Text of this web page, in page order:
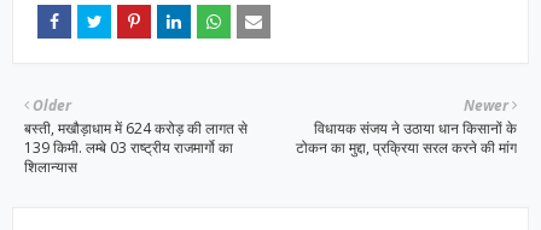
Newer
विधायक संजय ने उठाया धान किसानों के
टोकन का मुद्दा, प्रक्रिया सरल करने की मांग
Older
बस्ती, मखौड़ाधाम में 624 करोड़ की लागत से
139 किमी. लम्बे 03 राष्ट्रीय राजमार्गो का
शिलान्यास